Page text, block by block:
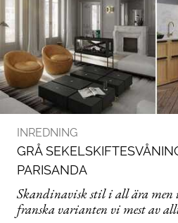
Livsstil
Resor
Mat & Dryck
Influencers
Mer
INREDNING
GRÅ
PARISANDA
Skandinavisk stil i all ära men
franska varianten vi mest av